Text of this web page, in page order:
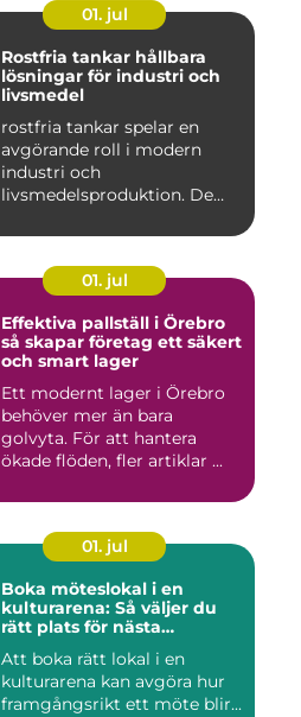
01. jul
Rostfria tankar hållbara
lösningar för industri och
livsmedel
rostfria tankar spelar en
avgörande roll i modern
industri och
livsmedelsproduktion. De
01. jul
Effektiva pallställ i Örebro
så skapar företag ett säkert
och smart lager
Ett modernt lager i Örebro
behöver mer än bara
golvyta. För att hantera
ökade flöden, fler artiklar ...
01. jul
Boka möteslokal i en
kulturarena: Så väljer du
rätt plats för nästa
Att boka rätt lokal i en
kulturarena kan avgöra hur
framgångsrikt ett möte blir...